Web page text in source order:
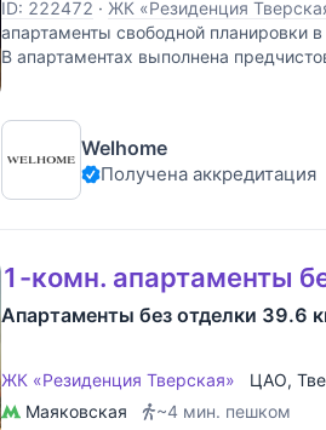
ID: 222472 · ЖК «Резиденция
апартаменты свободной планировки
В апартаментах выполнена
Welhome
Получена аккредитация
1-комн. апартаменты
Апартаменты без отделки 39.6
ЖК «Резиденция Тверская» ЦАО,
Маяковская
~4 мин. пешком